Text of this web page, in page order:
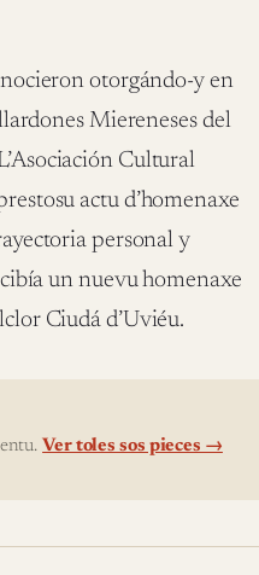
otorgándo-y en
Miereneses del
Cultural
actu d’homenaxe
personal y
un nuevu homenaxe
Ciudá d’Uviéu.
Ver toles sos pieces →